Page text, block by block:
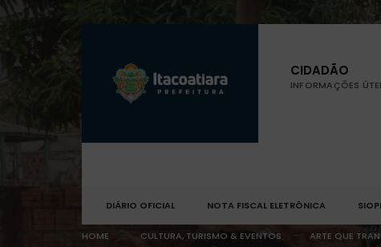
CIDADÃO
INFORMAÇÕES
DIÁRIO OFICIAL NOTA FISCAL ELETRÔNICA
HOME CULTURA, TURISMO & EVENTOS ARTE QUE